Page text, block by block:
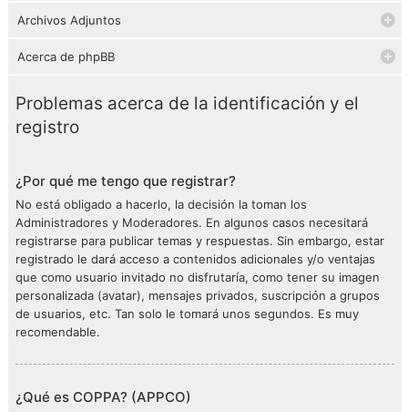
Archivos Adjuntos
Acerca de phpBB
Problemas acerca de la identificación y el
registro
¿Por qué me tengo que registrar?
No está obligado a hacerlo, la decisión la toman los
Administradores y Moderadores. En algunos casos necesitará
registrarse para publicar temas y respuestas. Sin embargo, estar
registrado le dará acceso a contenidos adicionales y/o ventajas
que como usuario invitado no disfrutaría, como tener su imagen
personalizada (avatar), mensajes privados, suscripción a grupos
de usuarios, etc. Tan solo le tomará unos segundos. Es muy
recomendable.
¿Qué es COPPA? (APPCO)